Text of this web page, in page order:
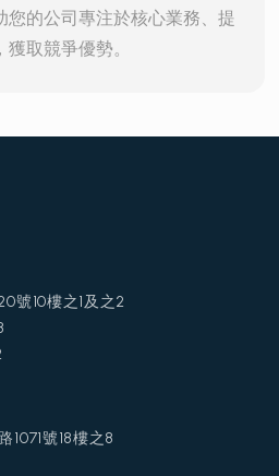
您的公司專注於核心業務、提
獲取競爭優勢。
號10樓之1及之2
1071號18樓之8